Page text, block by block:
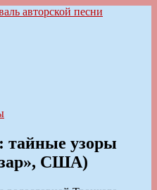
песни
узоры
США)